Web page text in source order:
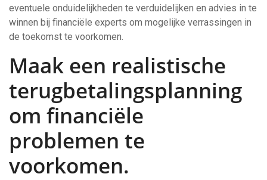
eventuele onduidelijkheden te verduidelijken en advies in te
winnen bij financiële experts om mogelijke verrassingen in
de toekomst te voorkomen.
Maak een realistische
terugbetalingsplanning
om financiële
problemen te
voorkomen.